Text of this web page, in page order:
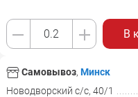
В
Самовывоз, Минск
Новодворский с/с, 40/1